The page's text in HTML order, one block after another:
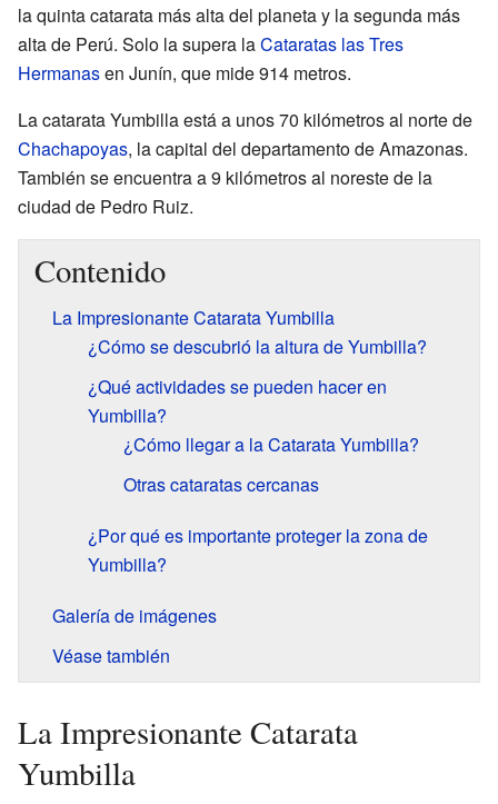
la quinta catarata más alta del planeta y la segunda más
alta de Perú. Solo la supera laCataratas las Tres
Hermanasen Junín, que mide 914 metros.
La catarata Yumbilla está a unos 70 kilómetros al norte de
Chachapoyas, la capital del departamento de Amazonas.
También se encuentra a 9 kilómetros al noreste de la
ciudad de Pedro Ruiz.
Contenido
La Impresionante Catarata Yumbilla
¿Cómo se descubrió la altura de Yumbilla?
¿Qué actividades se pueden hacer en
Yumbilla?
¿Cómo llegar a la Catarata Yumbilla?
Otras cataratas cercanas
¿Por qué es importante proteger la zona de
Yumbilla?
Galería de imágenes
Véase también
La Impresionante Catarata
Yumbilla